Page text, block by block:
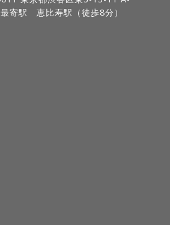
寄駅 恵比寿駅（徒歩8分）